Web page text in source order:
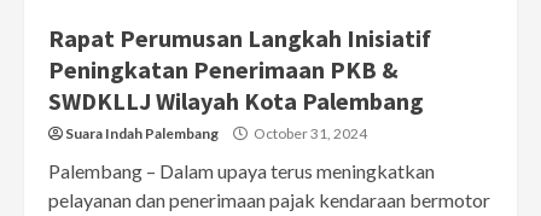
Rapat Perumusan Langkah Inisiatif
Peningkatan Penerimaan PKB &
SWDKLLJ Wilayah Kota Palembang
Suara Indah Palembang October 31, 2024
Palembang – Dalam upaya terus meningkatkan
pelayanan dan penerimaan pajak kendaraan bermotor